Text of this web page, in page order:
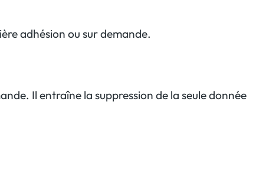
adhésion ou sur demande.
Il entraîne la suppression de la seule donnée